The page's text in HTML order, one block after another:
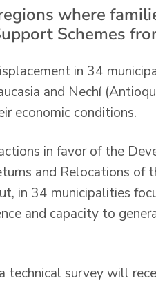
where
Schemes
in 34
and Nechí
economic conditions.
in favor of the
and Relocations of
in 34 municipalities
and capacity to
technical survey will